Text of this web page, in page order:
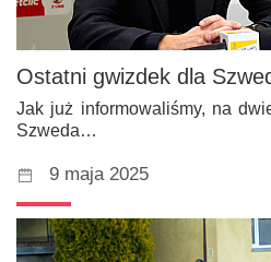
Ostatni gwizdek dla
Jak już informowaliśmy, na
Szweda…
9 maja 2025